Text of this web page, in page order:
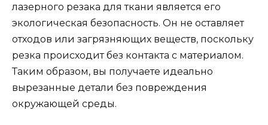
лазерного резака для ткани является его
экологическая безопасность. Он не оставляет
отходов или загрязняющих веществ, поскольку
резка происходит без контакта с материалом.
Таким образом, вы получаете идеально
вырезанные детали без повреждения
окружающей среды.